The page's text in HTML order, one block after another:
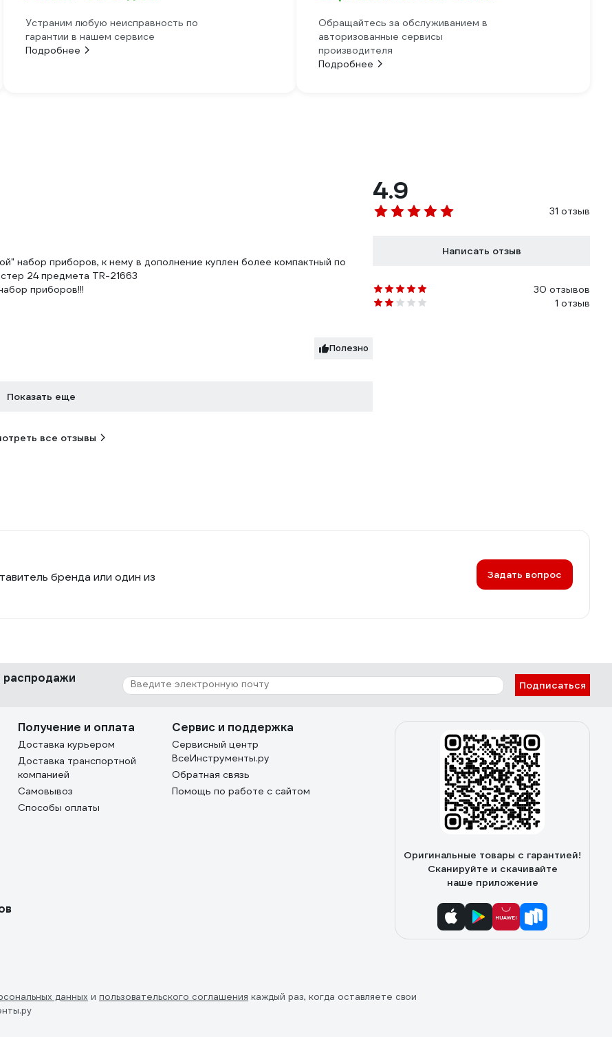
Устраним любую неисправность по
гарантии в нашем сервисе
Подробнее
Обращайтесь за обслуживанием в
авторизованные сервисы
производителя
Подробнее
4.9
31 отзыв
Написать отзыв
30 отзывов
1 отзыв
набор приборов, к нему в дополнение куплен более компактный по
24 предмета TR-21663
приборов!!!
Полезно
Показать еще
все отзывы
бренда или один из
Задать вопрос
распродажи
Подписаться
Получение и оплата
Доставка курьером
Доставка транспортной
компанией
Самовывоз
Способы оплаты
Сервис и поддержка
Сервисный центр
ВсеИнструменты.ру
Обратная связь
Помощь по работе с сайтом
Оригинальные товары с гарантией!
Сканируйте и скачивайте
наше приложение
данных и пользовательского соглашения каждый раз, когда оставляете свои